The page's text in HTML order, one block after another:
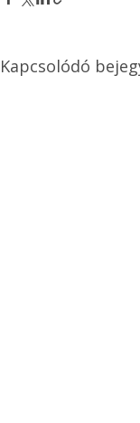
Kapcsolódó